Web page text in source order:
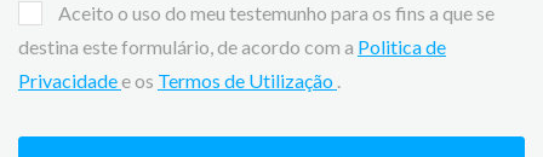
Aceito o uso do meu testemunho para os fins a que se
destina este formulário, de acordo com a Politica de
Privacidadee os Termos de Utilização .